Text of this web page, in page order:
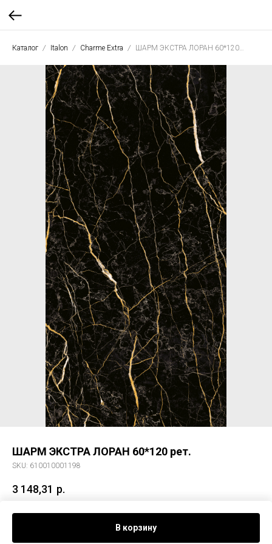
Каталог Italon Charme Extra
ШАРМ ЭКСТРА ЛОРАН 60*120 рет.
SKU: 610010001198
3 148,31 р.
В корзину
Керам. гранит ШАРМ ЭКСТРА ЛОРАН 60*120 рет.